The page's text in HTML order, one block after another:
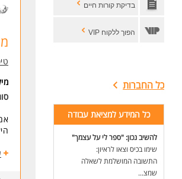
בדיקת קורות חיים
הפוך ללקוח VIP
כל החברות
כל המידע למציאת עבודה
להשיב נכון: "ספר לי על עצמך"
שימו בכיס וצאו לראיון:
התשובה המושלמת לשאלה
שמצ...